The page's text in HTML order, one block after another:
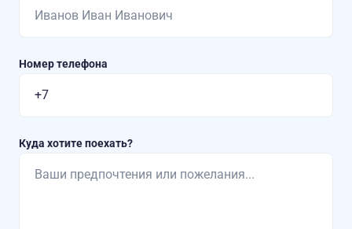
Номер телефона
Куда хотите поехать?